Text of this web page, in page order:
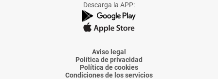
de
La
Voz
Almería
de
La
Voz
Almería
de
La
Voz
Almería
de
La
Voz
Almería
de
La
Voz
Descarga la APP:
Aviso legal
Política de privacidad
Política de cookies
Condiciones de los servicios